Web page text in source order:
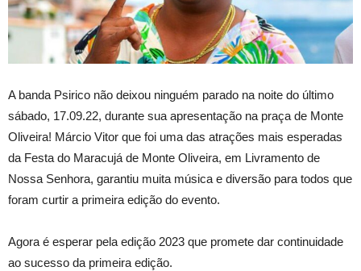
A banda Psirico não deixou ninguém parado na noite do último
sábado, 17.09.22, durante sua apresentação na praça de Monte
Oliveira! Márcio Vitor que foi uma das atrações mais esperadas
da Festa do Maracujá de Monte Oliveira, em Livramento de
Nossa Senhora, garantiu muita música e diversão para todos que
foram curtir a primeira edição do evento.
Agora é esperar pela edição 2023 que promete dar continuidade
ao sucesso da primeira edição.